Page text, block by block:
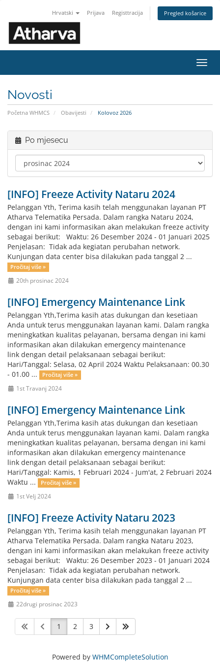
Hrvatski Prijava Registtracija Pregled košarice
Novosti
Početna WHMCS Obavijesti Kolovoz 2026
Po mjesecu
[INFO] Freeze Activity Nataru 2024
Pelanggan Yth, Terima kasih telah menggunakan layanan PT
Atharva Telematika Persada. Dalam rangka Nataru 2024,
dengan ini kami informasikan akan melakukan freeze activity
sebagai berikut: Waktu: 26 Desember 2024 - 01 Januari 2025
Penjelasan: Tidak ada kegiatan perubahan network.
Kunjungan data center bisa dilakukan pada tanggal 2 ...
Pročitaj više »
20th prosinac 2024
[INFO] Emergency Maintenance Link
Pelanggan Yth,Terima kasih atas dukungan dan kesetiaan
Anda untuk terus menggunakan layanan kami. Dalam rangka
meningkatkan kualitas pelayanan, bersama dengan ini kami
informasikan akan dilakukan emergency maintenance
link dengan detail pelaksanaan sebagai berikut:
Hari/Tanggal: Selasa, 02 April 2024 Waktu Pelaksanaan: 00.30
- 01.00 ...
Pročitaj više »
1st Travanj 2024
[INFO] Emergency Maintenance Link
Pelanggan Yth,Terima kasih atas dukungan dan kesetiaan
Anda untuk terus menggunakan layanan kami. Dalam rangka
meningkatkan kualitas pelayanan, bersama dengan ini kami
informasikan akan dilakukan emergency maintenance
link dengan detail pelaksanaan sebagai berikut:
Hari/Tanggal: Kamis, 1 Februari 2024 - Jum'at, 2 Februari 2024
Waktu ...
Pročitaj više »
1st Velj 2024
[INFO] Freeze Activity Nataru 2023
Pelanggan Yth, Terima kasih telah menggunakan layanan PT
Atharva Telematika Persada. Dalam rangka Nataru 2023,
dengan ini kami informasikan akan melakukan freeze activity
sebagai berikut: Waktu: 26 Desember 2023 - 01 Januari 2024
Penjelasan: Tidak ada kegiatan perubahan network.
Kunjungan data center bisa dilakukan pada tanggal 2 ...
Pročitaj više »
22drugi prosinac 2023
1 2 3
Powered by WHMCompleteSolution